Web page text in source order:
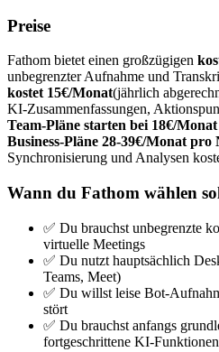
Preise
Fathom bietet einen großzügigen
unbegrenzter Aufnahme und
kostet 15€/Monat(jährlich
KI-Zusammenfassungen,
Team-Pläne starten bei 18€/
Business-Pläne 28-39€/Monat pro
Synchronisierung und Analysen
Wann du Fathom wählen
✅ Du brauchst unbegrenzte
virtuelle Meetings
✅ Du nutzt hauptsächlich
Teams, Meet)
✅ Du willst leise Bot-
stört
✅ Du brauchst anfangs
fortgeschrittene KI-Funktionen